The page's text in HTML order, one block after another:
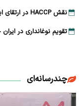
نقش HACCP در ارتقای ایمنی غذایی و کاهش خطرات تولید
تقویم نوغانداری در
چندرسانه‌ای